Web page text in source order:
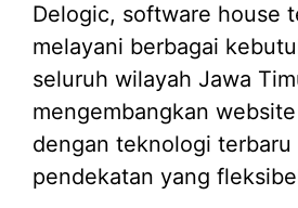
Delogic, software house
melayani berbagai
seluruh wilayah Jawa
mengembangkan
dengan teknologi terbaru
pendekatan yang